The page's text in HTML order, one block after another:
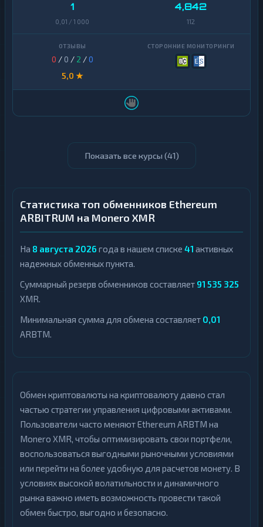
1
0,01 / 1 000
4,842
112
0 / 0 / 2 /0
5,0 ★
Показать все курсы (41)
Статистика топ обменников Ethereum
ARBITRUM на Monero XMR
На 8 августа 2026 года в нашем списке 41 активных
надежных обменных пункта.
Суммарный резерв обменников составляет 91 535 325
XMR.
Минимальная сумма для обмена составляет 0,01
ARBTM.
Обмен криптовалюты на криптовалюту давно стал
частью стратегии управления цифровыми активами.
Пользователи часто меняют Ethereum ARBTM на
Monero XMR, чтобы оптимизировать свои портфели,
воспользоваться выгодными рыночными условиями
или перейти на более удобную для расчетов монету. В
условиях высокой волатильности и динамичного
рынка важно иметь возможность провести такой
обмен быстро, выгодно и безопасно.